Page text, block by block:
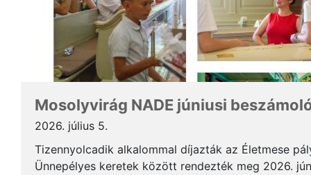
Mosolyvirág NADE júniusi
2026. július 5.
Tizennyolcadik alkalommal díjazták az Életmese
Ünnepélyes keretek között rendezték meg 2026.